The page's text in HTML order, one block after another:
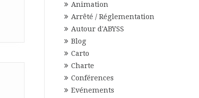
Animation
Arrêté / Réglementation
Autour d'ABYSS
Blog
Carto
Charte
Conférences
Evénements